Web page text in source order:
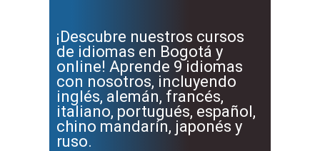
¡Descubre nuestros cursos
de idiomas en Bogotá y
online! Aprende 9 idiomas
con nosotros, incluyendo
inglés, alemán, francés,
italiano, portugués, español,
chino mandarín, japonés y
ruso.